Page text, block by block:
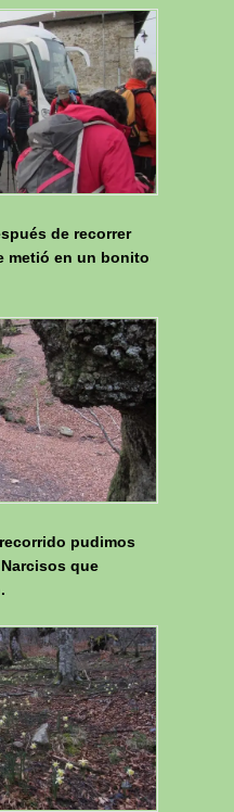
de recorrer
metió en un bonito
pudimos
que